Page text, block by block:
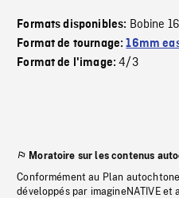
Formats disponibles: Bobine
Format de tournage:16mm
Format de l'image:4/3
Moratoire sur les contenus
Conformément au Plan
développés par imagineNATIVE